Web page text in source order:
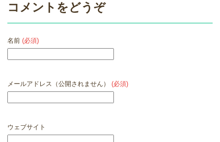
コメントをどうぞ
名前 (必須)
メールアドレス（公開されません） (必須)
ウェブサイト